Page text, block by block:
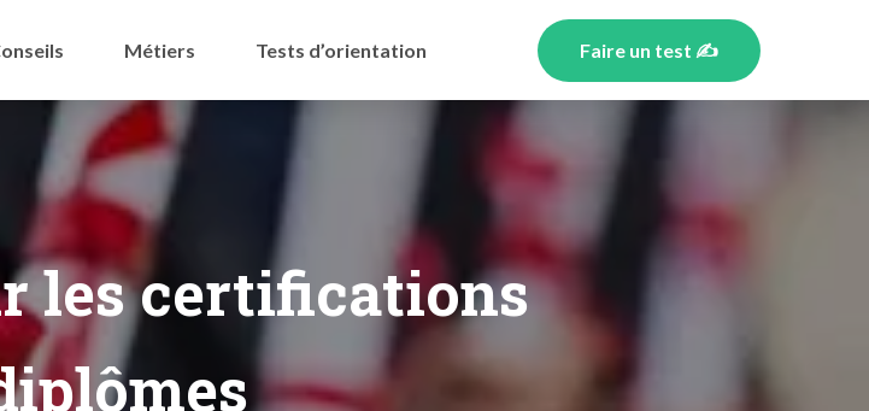
Métiers Tests d’orientation Faire un test ✍️
les certifications